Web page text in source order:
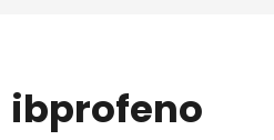
ibprofeno